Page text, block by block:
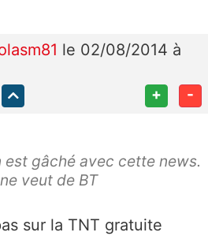
le 02/08/2014 à
+ -
est gâché avec cette news.
veut de BT
sur la TNT gratuite